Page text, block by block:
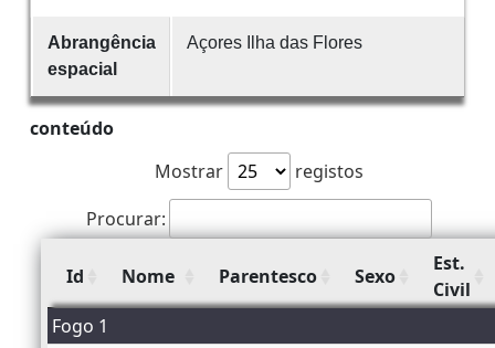
Abrangência
espacial
Açores Ilha das Flores
conteúdo
Mostrar
registos
Procurar:
Id Nome Parentesco Sexo
Est.
Civil
Fogo 1